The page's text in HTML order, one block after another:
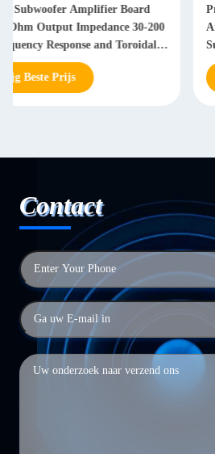
Professional 1000W Subwoofer Plate
Amplifier with Premium Material and
Superior Sound for Home Theatre
Krijg Beste Prijs
Contact